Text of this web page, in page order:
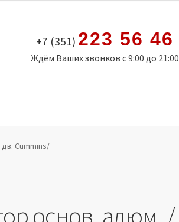
+7 (351) 223 56 46
Ждём Ваших звонков с 9:00 до 21:00
Cummins/
основ. алюм. /